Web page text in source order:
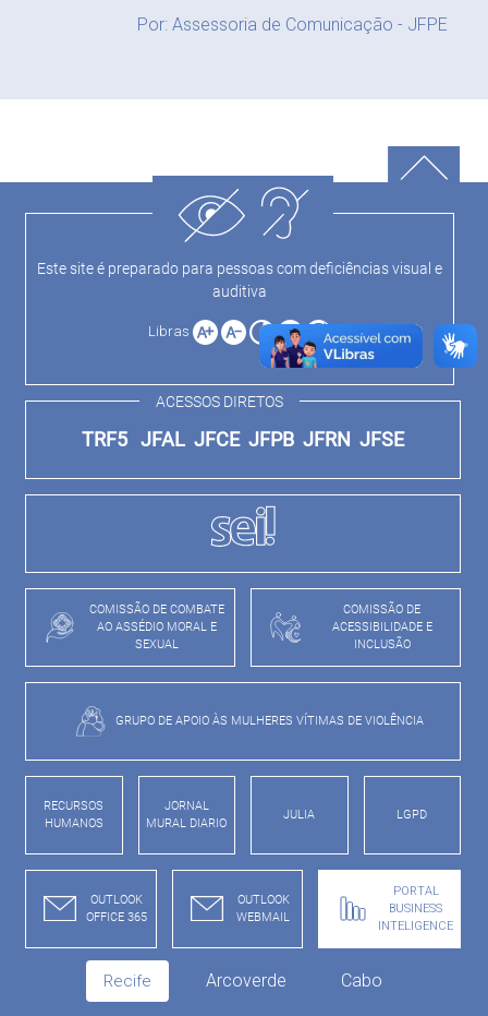
Por: Assessoria de Comunicação - JFPE
Este site é preparado para pessoas com deficiências visual e
auditiva
Libras
ACESSOS DIRETOS
TRF5 JFAL JFCE JFPB JFRN JFSE
COMISSÃO DE COMBATE
AO ASSÉDIO MORAL E
SEXUAL
COMISSÃO DE
ACESSIBILIDADE E
INCLUSÃO
GRUPO DE APOIO ÀS MULHERES VÍTIMAS DE VIOLÊNCIA
RECURSOS
HUMANOS
JORNAL
MURAL DIARIO
JULIA LGPD
OUTLOOK
OFFICE 365
OUTLOOK
WEBMAIL
PORTAL
BUSINESS
INTELIGENCE
Recife Arcoverde Cabo